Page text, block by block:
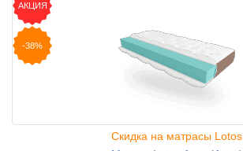
АКЦИЯ
-38%
Скидка на матрасы Lotos